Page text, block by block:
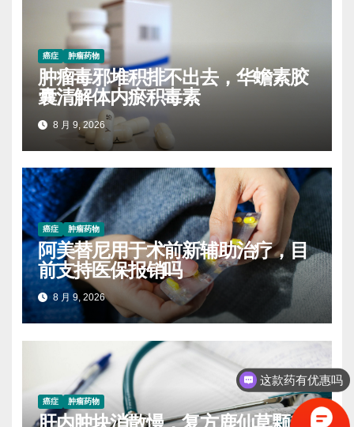
癌症 肿瘤药物
肿瘤毒邪堆积排不出去，华蟾素胶
囊清解体内瘀积毒素
8 月 9, 2026
癌症 肿瘤药物
阿美替尼用于术前新辅助治疗，目
前支持医保报销吗
8 月 9, 2026
癌症 肿瘤药物
这款药有优惠吗